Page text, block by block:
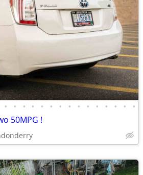
• • • • • • • • • • • • • • •
50MPG !